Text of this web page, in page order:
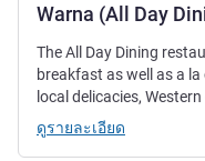
Warna (All Day
The All Day Dining
breakfast as well as a
local delicacies,
ดูรายละเอียด